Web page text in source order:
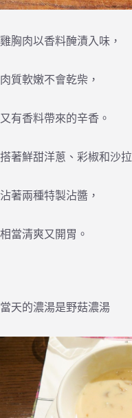
雞胸肉以香料醃漬入味，
肉質軟嫩不會乾柴，
又有香料帶來的辛香。
搭著鮮甜洋蔥、彩椒和沙拉
沾著兩種特製沾醬，
相當清爽又開胃。
當天的濃湯是野菇濃湯